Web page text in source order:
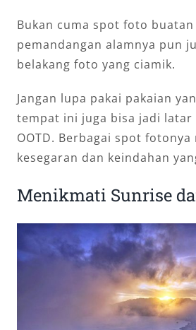
Bukan cuma spot foto
pemandangan alamnya pun
belakang foto yang ciamik.
Jangan lupa pakai pakaian
tempat ini juga bisa jadi latar
OOTD. Berbagai spot fotonya
kesegaran dan keindahan
Menikmati Sunrise